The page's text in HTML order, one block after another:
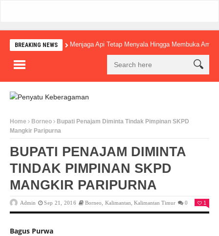
BREAKING NEWS Menjaga Api Tetap Menyala Hingga Membuka
Home Borneo
Bupati Penajam Diminta Tindak Pimpinan SKPD
Mangkir Paripurna
BUPATI PENAJAM DIMINTA
TINDAK PIMPINAN SKPD
MANGKIR PARIPURNA
Admin Sep 21, 2016 Borneo Kalimantan ,Kalimantan Timur 0 1
Bagus Purwa